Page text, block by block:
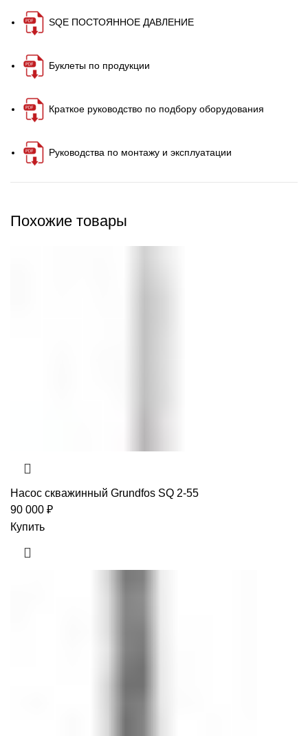
SQE ПОСТОЯННОЕ ДАВЛЕНИЕ
Буклеты по продукции
Краткое руководство по подбору оборудования
Руководства по монтажу и эксплуатации
Похожие товары
Насос скважинный Grundfos SQ 2-55
90 000 ₽
Купить